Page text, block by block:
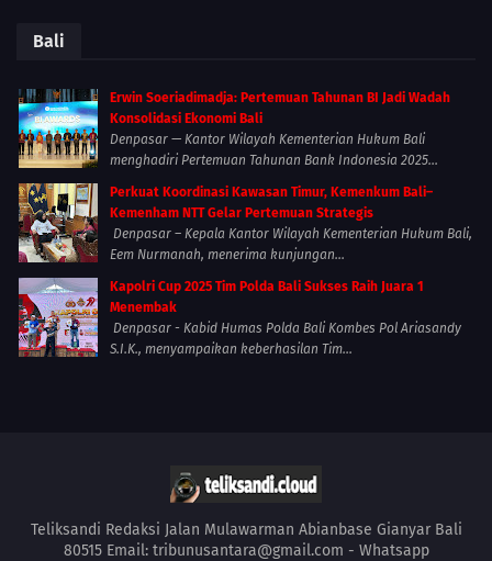
Bali
Erwin Soeriadimadja: Pertemuan Tahunan BI Jadi Wadah
Konsolidasi Ekonomi Bali
Denpasar — Kantor Wilayah Kementerian Hukum Bali
menghadiri Pertemuan Tahunan Bank Indonesia 2025...
Perkuat Koordinasi Kawasan Timur, Kemenkum Bali–
Kemenham NTT Gelar Pertemuan Strategis
Denpasar – Kepala Kantor Wilayah Kementerian Hukum Bali,
Eem Nurmanah, menerima kunjungan...
Kapolri Cup 2025 Tim Polda Bali Sukses Raih Juara 1
Menembak
Denpasar - Kabid Humas Polda Bali Kombes Pol Ariasandy
S.I.K., menyampaikan keberhasilan Tim...
Teliksandi Redaksi Jalan Mulawarman Abianbase Gianyar Bali
80515 Email: tribunusantara@gmail.com - Whatsapp